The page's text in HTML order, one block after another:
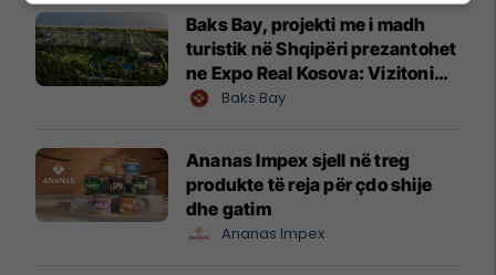
Baks Bay, projekti me i madh
turistik në Shqipëri prezantohet
ne Expo Real Kosova: Vizitoni
shtandin dhe zbuloni
Baks Bay
Ananas Impex sjell në treg
produkte të reja për çdo shije
dhe gatim
Ananas Impex